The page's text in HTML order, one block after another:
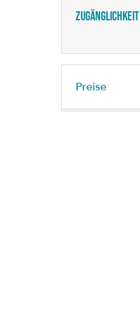
Zugänglichkeit
Preise